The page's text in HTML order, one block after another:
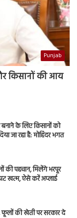
Punjab
किसानों की आय
के लिए किसानों को
जा रहा है: मोहिंदर भगत
की पहचान, मिलेंगे भरपूर
खत्म, ऐसे करें अप्लाई
की खेती पर सरकार दे